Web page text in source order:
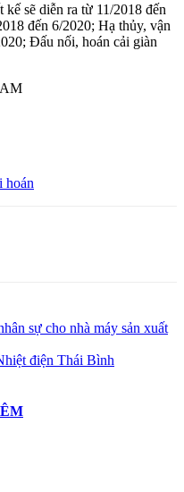
sẽ diễn ra từ 11/2018 đến
đến 6/2020; Hạ thủy, vận
Đấu nối, hoán cải giàn
hoán
sự cho nhà máy sản xuất
điện Thái Bình